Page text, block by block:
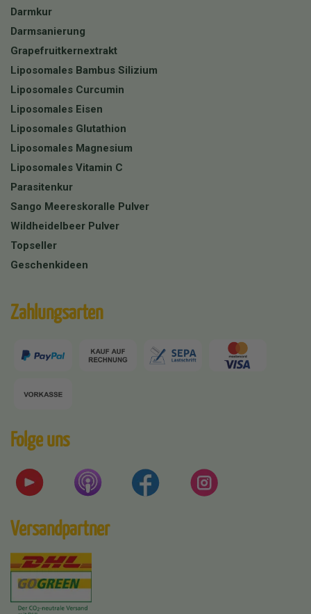
Darmkur
Darmsanierung
Grapefruitkernextrakt
Liposomales Bambus Silizium
Liposomales Curcumin
Liposomales Eisen
Liposomales Glutathion
Liposomales Magnesium
Liposomales Vitamin C
Parasitenkur
Sango Meereskoralle Pulver
Wildheidelbeer Pulver
Topseller
Geschenkideen
Zahlungsarten
Folge uns
Versandpartner